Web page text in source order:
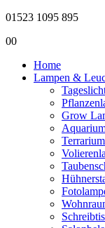
01523 1095 895
00
Home
Lampen &
Grow